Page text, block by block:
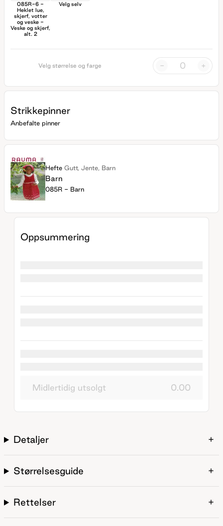
085R-6 -
Heklet lue,
skjerf, votter
og veske -
Veske og skjerf,
alt. 2
Velg selv
Velg størrelse og farge - +
Strikkepinner
Anbefalte pinner
Hefte Gutt, Jente, Barn
Barn
085R - Barn
Oppsummering
Midlertidig utsolgt 0.00
Detaljer
Størrelsesguide
Rettelser